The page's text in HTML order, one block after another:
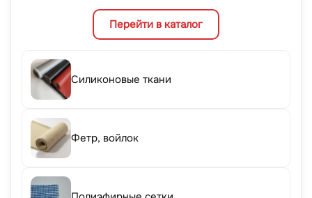
Перейти в каталог
Силиконовые ткани
Фетр, войлок